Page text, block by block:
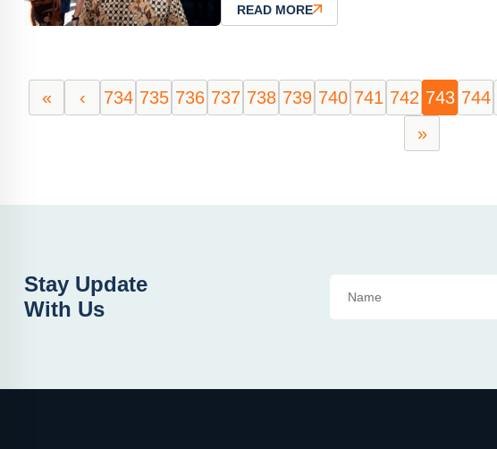
READ MORE
« ‹ 734 735 736 737 738 739 740 741 742 743 744
»
Stay Update
With Us